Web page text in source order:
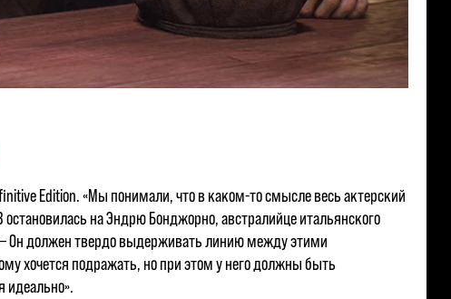
Edition. «Мы понимали, что в каком-то смысле весь актерский
остановилась на Эндрю Бонджорно, австралийце итальянского
Он должен твердо выдерживать линию между этими
хочется подражать, но при этом у него должны быть
идеально».